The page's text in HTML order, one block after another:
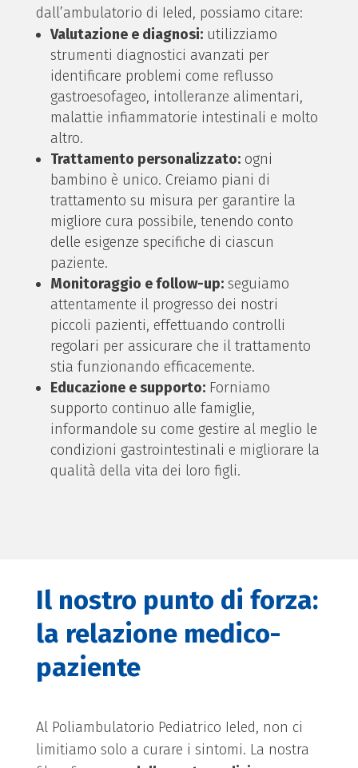
dall’ambulatorio di Ieled, possiamo citare:
Valutazione e diagnosi: utilizziamo
strumenti diagnostici avanzati per
identificare problemi come reflusso
gastroesofageo, intolleranze alimentari,
malattie infiammatorie intestinali e molto
altro.
Trattamento personalizzato: ogni
bambino è unico. Creiamo piani di
trattamento su misura per garantire la
migliore cura possibile, tenendo conto
delle esigenze specifiche di ciascun
paziente.
Monitoraggio e follow-up: seguiamo
attentamente il progresso dei nostri
piccoli pazienti, effettuando controlli
regolari per assicurare che il trattamento
stia funzionando efficacemente.
Educazione e supporto: Forniamo
supporto continuo alle famiglie,
informandole su come gestire al meglio le
condizioni gastrointestinali e migliorare la
qualità della vita dei loro figli.
Il nostro punto di forza:
la relazione medico-
paziente
Al Poliambulatorio Pediatrico Ieled, non ci
limitiamo solo a curare i sintomi. La nostra